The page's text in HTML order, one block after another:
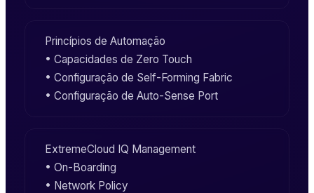
Princípios de Automação
• Capacidades de Zero Touch
• Configuração de Self-Forming Fabric
• Configuração de Auto-Sense Port
ExtremeCloud IQ Management
• On-Boarding
• Network Policy